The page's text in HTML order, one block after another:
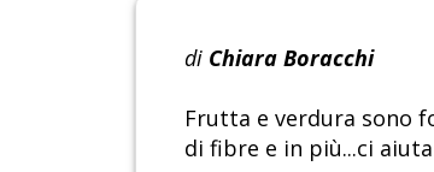
di Chiara Boracchi
Frutta e verdura sono
di fibre e in più...ci